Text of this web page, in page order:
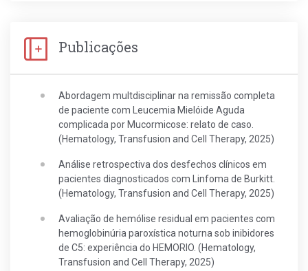
Publicações
Abordagem multdisciplinar na remissão completa
de paciente com Leucemia Mielóide Aguda
complicada por Mucormicose: relato de caso.
(Hematology, Transfusion and Cell Therapy, 2025)
Análise retrospectiva dos desfechos clínicos em
pacientes diagnosticados com Linfoma de Burkitt.
(Hematology, Transfusion and Cell Therapy, 2025)
Avaliação de hemólise residual em pacientes com
hemoglobinúria paroxística noturna sob inibidores
de C5: experiência do HEMORIO. (Hematology,
Transfusion and Cell Therapy, 2025)